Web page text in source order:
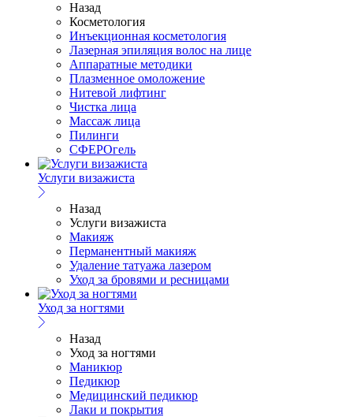
Назад
Косметология
Инъекционная косметология
Лазерная эпиляция волос на лице
Аппаратные методики
Плазменное омоложение
Нитевой лифтинг
Чистка лица
Массаж лица
Пилинги
СФЕРОгель
Услуги визажиста
Назад
Услуги визажиста
Макияж
Перманентный макияж
Удаление татуажа лазером
Уход за бровями и ресницами
Уход за ногтями
Назад
Уход за ногтями
Маникюр
Педикюр
Медицинский педикюр
Лаки и покрытия